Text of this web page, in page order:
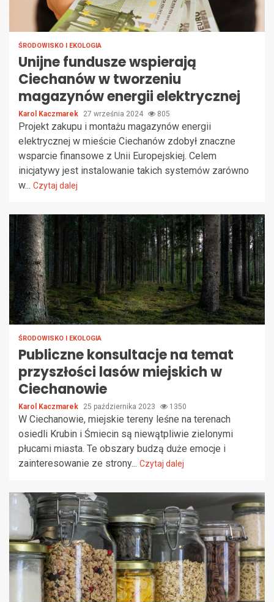
ŚRODOWISKO I EKOLOGIA
Unijne fundusze wspierają
Ciechanów w tworzeniu
magazynów energii elektrycznej
Karol Kaczmarek 27 września 2024 805
Projekt zakupu i montażu magazynów energii
elektrycznej w mieście Ciechanów zdobył znaczne
wsparcie finansowe z Unii Europejskiej. Celem
inicjatywy jest instalowanie takich systemów zarówno
w... Czytaj dalej
ŚRODOWISKO I EKOLOGIA
Publiczne konsultacje na temat
przyszłości lasów miejskich w
Ciechanowie
Karol Kaczmarek 25 października 2023 1350
W Ciechanowie, miejskie tereny leśne na terenach
osiedli Krubin i Śmiecin są niewątpliwie zielonymi
płucami miasta. Te obszary budzą duże emocje i
zainteresowanie ze strony... Czytaj dalej